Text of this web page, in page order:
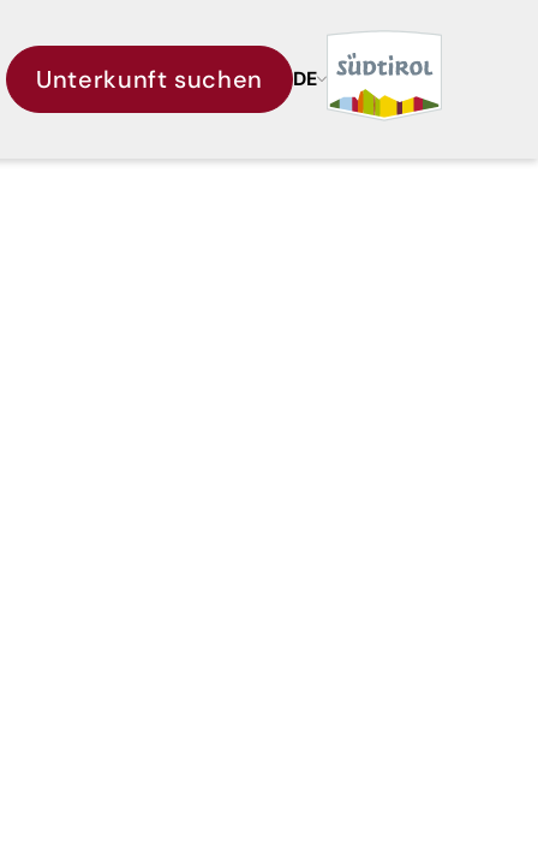
Unterkunft suchen DE